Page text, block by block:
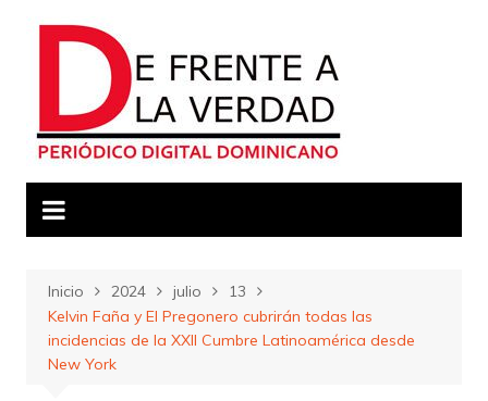
Inicio 2024 julio
13
Kelvin Faña y El Pregonero cubrirán todas las
incidencias de la XXll Cumbre Latinoamérica desde
New York